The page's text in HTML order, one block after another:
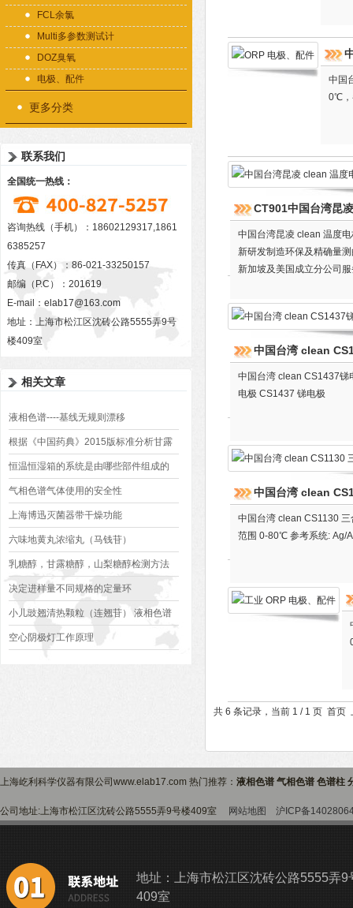
FCL余氯
Multi多参数测试计
DOZ臭氧
电极、配件
更多分类
联系我们
全国统一热线：
咨询热线（手机）：18602129317,1861
6385257
传真（FAX）：86-021-33250157
邮编（P.C）：201619
E-mail： elab17@163.com
地址：上海市松江区沈砖公路5555弄9号
楼409室
相关文章
液相色谱----基线无规则漂移
根据《中国药典》2015版标准分析甘露
醇
恒温恒湿箱的系统是由哪些部件组成的
气相色谱气体使用的安全性
上海博迅灭菌器带干燥功能
六味地黄丸浓缩丸（马钱苷）
乳糖醇，甘露糖醇，山梨糖醇检测方法
决定进样量不同规格的定量环
小儿豉翘清热颗粒（连翘苷） 液相色谱
法
空心阴极灯工作原理
中国
0℃，
CT901中国台湾昆
中国台湾昆凌 clean 温度
新研发制造环保及精确量
新加坡及美国成立分公司
中国台湾 clean
中国台湾 clean CS1437锑
电极 CS1437 锑电极
中国台湾 clean
中国台湾 clean CS1130
范围 0-80℃ 参考系统: Ag/
共 6 条记录，当前 1 / 1 页 首
上海屹利科学仪器有限公司www.elab17.com 热门推荐： 液相色谱 气相色谱 色谱柱
公司地址:上海市松江区沈砖公路5555弄9号楼409室 网站地图 沪ICP备
地址：上海市松江区沈砖公路5555弄9
409室